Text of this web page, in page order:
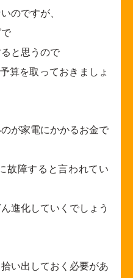
のですが、
と思うので
算を取っておきましょ
が家電にかかるお金で
故障すると言われてい
進化していくでしょう
い出しておく必要があ